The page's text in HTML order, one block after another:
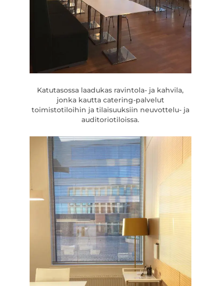
Katutasossa laadukas ravintola- ja kahvila,
jonka kautta catering-palvelut
toimistotiloihin ja tilaisuuksiin neuvottelu- ja
auditoriotiloissa.